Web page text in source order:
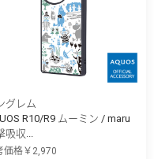
グレム
R10/R9 ムーミン / maru
吸収...
価格￥2,970